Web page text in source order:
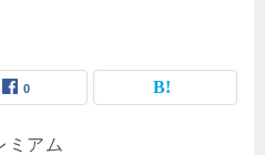
0
ミアム